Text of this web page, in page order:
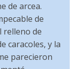
de arcea.
de
relleno de
caracoles, y la
parecieron